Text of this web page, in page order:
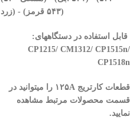
زرد) - (۵۴۳ قرمز)
قابل استفاده در دستگاههای:
CP1215/ CM1312/ CP1515n/
CP1518n
قطعات کارتریج ۱۲۵A را میتوانید در
قسمت محصولات مرتبط مشاهده
نمایید.